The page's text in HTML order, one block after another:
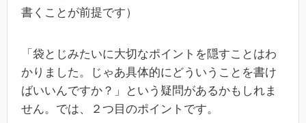
書くことが前提です）
「袋とじみたいに大切なポイントを隠すことはわ
かりました。じゃあ具体的にどういうことを書け
ばいいんですか？」という疑問があるかもしれま
せん。では、２つ目のポイントです。